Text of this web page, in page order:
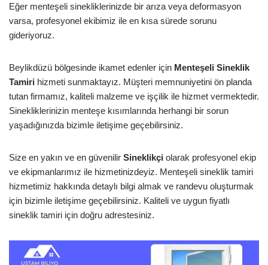
Eğer menteşeli sinekliklerinizde bir arıza veya deformasyon
varsa, profesyonel ekibimiz ile en kısa sürede sorunu
gideriyoruz.
Beylikdüzü bölgesinde ikamet edenler için Menteşeli Sineklik
Tamiri hizmeti sunmaktayız. Müşteri memnuniyetini ön planda
tutan firmamız, kaliteli malzeme ve işçilik ile hizmet vermektedir.
Sinekliklerinizin menteşe kısımlarında herhangi bir sorun
yaşadığınızda bizimle iletişime geçebilirsiniz.
Size en yakın ve en güvenilir Sineklikçi olarak profesyonel ekip
ve ekipmanlarımız ile hizmetinizdeyiz. Menteşeli sineklik tamiri
hizmetimiz hakkında detaylı bilgi almak ve randevu oluşturmak
için bizimle iletişime geçebilirsiniz. Kaliteli ve uygun fiyatlı
sineklik tamiri için doğru adrestesiniz.